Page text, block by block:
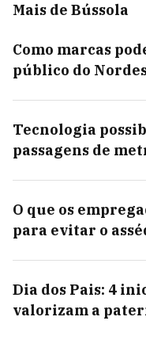
Mais de Bússola
Como marcas
público do
Tecnologia
passagens de
O que os
para evitar o
Dia dos Pais: 4
valorizam a